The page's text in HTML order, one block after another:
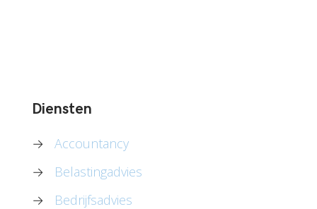
Diensten
→
Accountancy
→
Belastingadvies
→
Bedrijfsadvies